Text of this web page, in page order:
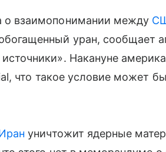
о взаимопонимании между
уран, сообщает
Накануне
что такое условие может
уничтожит ядерные